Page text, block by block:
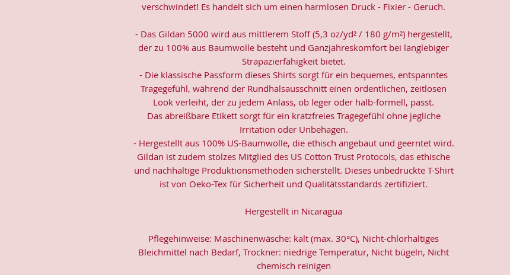
verschwindet! Es handelt sich um einen harmlosen Druck - Fixier - Geruch.
- Das Gildan 5000 wird aus mittlerem Stoff (5,3 oz/yd² / 180 g/m²) hergestellt,
der zu 100% aus Baumwolle besteht und Ganzjahreskomfort bei langlebiger
Strapazierfähigkeit bietet.
- Die klassische Passform dieses Shirts sorgt für ein bequemes, entspanntes
Tragegefühl, während der Rundhalsausschnitt einen ordentlichen, zeitlosen
Look verleiht, der zu jedem Anlass, ob leger oder halb-formell, passt.
Das abreißbare Etikett sorgt für ein kratzfreies Tragegefühl ohne jegliche
Irritation oder Unbehagen.
- Hergestellt aus 100% US-Baumwolle, die ethisch angebaut und geerntet wird.
Gildan ist zudem stolzes Mitglied des US Cotton Trust Protocols, das ethische
und nachhaltige Produktionsmethoden sicherstellt. Dieses unbedruckte T-Shirt
ist von Oeko-Tex für Sicherheit und Qualitätsstandards zertifiziert.
Hergestellt in Nicaragua
Pflegehinweise: Maschinenwäsche: kalt (max. 30°C), Nicht-chlorhaltiges
Bleichmittel nach Bedarf, Trockner: niedrige Temperatur, Nicht bügeln, Nicht
chemisch reinigen